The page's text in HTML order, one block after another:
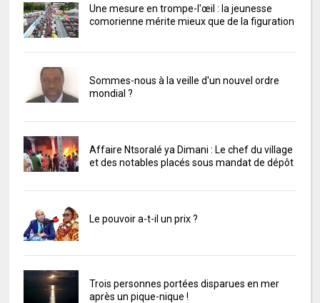
Une mesure en trompe-l'œil : la jeunesse
comorienne mérite mieux que de la figuration
Sommes-nous à la veille d'un nouvel ordre
mondial ?
Affaire Ntsoralé ya Dimani : Le chef du village
et des notables placés sous mandat de dépôt
Le pouvoir a-t-il un prix ?
Trois personnes portées disparues en mer
après un pique-nique !